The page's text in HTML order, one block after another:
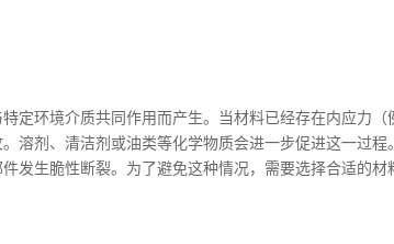
定环境介质共同作用而产生。当材料已经存在内应力（
溶剂、清洁剂或油类等化学物质会进一步促进这一过程
发生脆性断裂。为了避免这种情况，需要选择合适的材